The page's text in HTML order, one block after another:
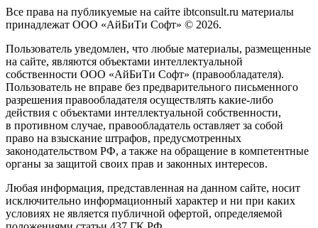
Все права на публикуемые на сайте ibtconsult.ru материалы
принадлежат ООО «АйБиТи Софт» © 2026.
Пользователь уведомлен, что любые материалы, размещенные
на сайте, являются объектами интеллектуальной
собственности ООО «АйБиТи Софт» (правообладателя).
Пользователь не вправе без предварительного письменного
разрешения правообладателя осуществлять какие-либо
действия с объектами интеллектуальной собственности,
в противном случае, правообладатель оставляет за собой
право на взыскание штрафов, предусмотренных
законодательством РФ, а также на обращение в компетентные
органы за защитой своих прав и законных интересов.
Любая информация, представленная на данном сайте, носит
исключительно информационный характер и ни при каких
условиях не является публичной офертой, определяемой